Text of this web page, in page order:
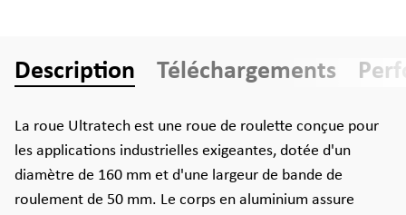
Description Téléchargements
La roue Ultratech est une roue de roulette conçue pour
les applications industrielles exigeantes, dotée d'un
diamètre de 160 mm et d'une largeur de bande de
roulement de 50 mm. Le corps en aluminium assure